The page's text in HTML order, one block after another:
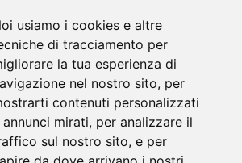
usiamo i cookies e altre
di tracciamento per
la tua esperienza di
nel nostro sito, per
contenuti personalizzati
annunci mirati, per analizzare il
sul nostro sito, e per